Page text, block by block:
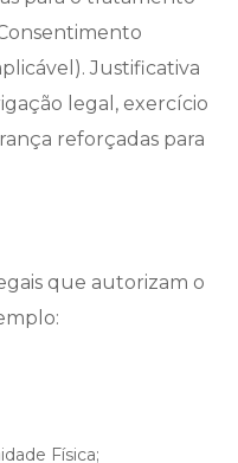
Justificativa
legal, exercício
reforçadas para
que autorizam o
Física;